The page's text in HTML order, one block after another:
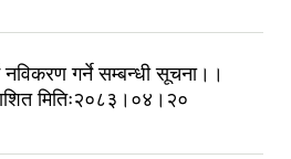
नविकरण गर्ने सम्बन्धी सूचना।।
मितिः२०८३।०४।२०